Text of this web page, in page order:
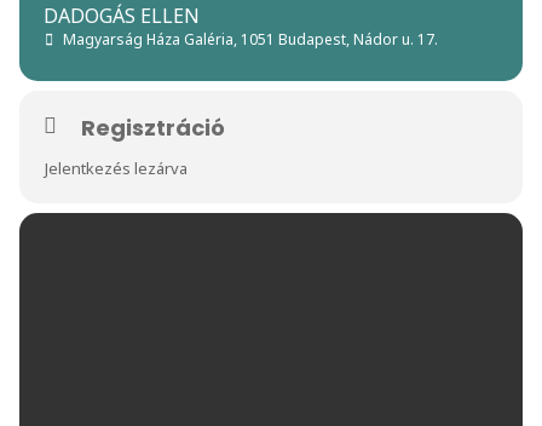
DADOGÁS ELLEN
Magyarság Háza Galéria, 1051 Budapest, Nádor u. 17.
Regisztráció
Jelentkezés lezárva